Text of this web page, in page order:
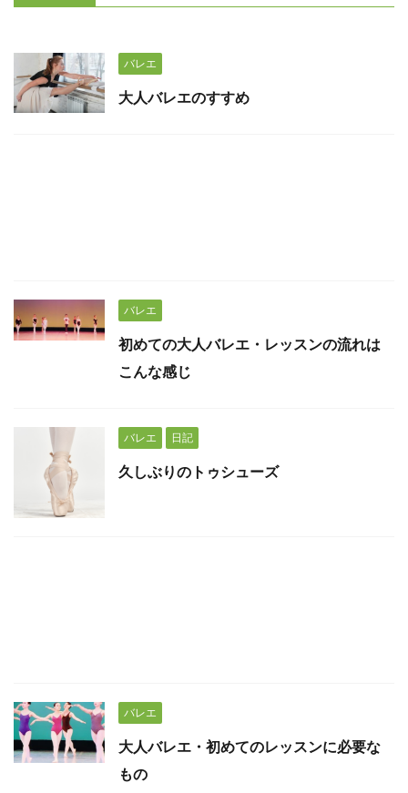
バレエ
大人バレエのすすめ
バレエ
初めての大人バレエ・レッスンの流れは
こんな感じ
バレエ 日記
久しぶりのトゥシューズ
バレエ
大人バレエ・初めてのレッスンに必要な
もの